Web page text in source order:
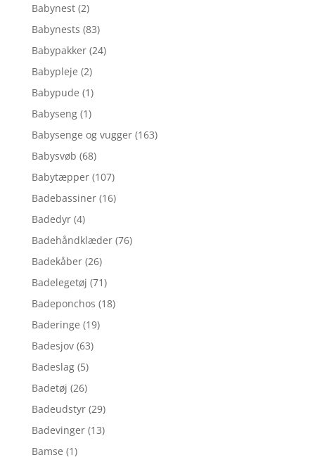
Babynest (2)
Babynests (83)
Babypakker (24)
Babypleje (2)
Babypude (1)
Babyseng (1)
Babysenge og vugger (163)
Babysvøb (68)
Babytæpper (107)
Badebassiner (16)
Badedyr (4)
Badehåndklæder (76)
Badekåber (26)
Badelegetøj (71)
Badeponchos (18)
Baderinge (19)
Badesjov (63)
Badeslag (5)
Badetøj (26)
Badeudstyr (29)
Badevinger (13)
Bamse (1)